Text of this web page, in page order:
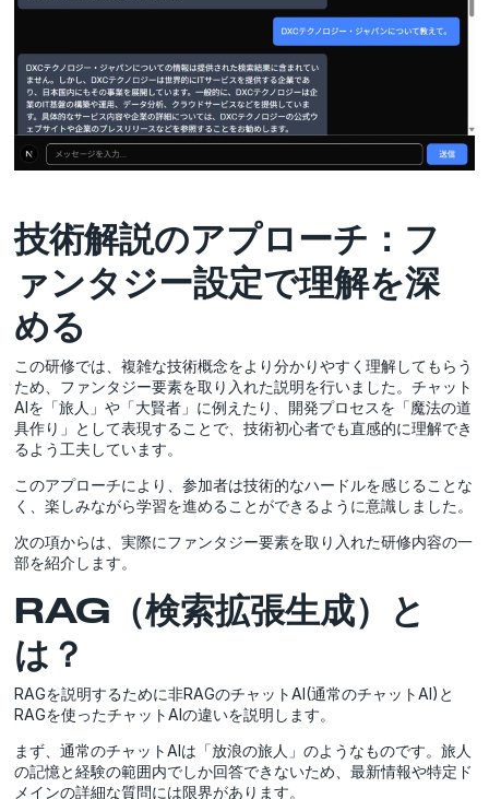
技術解説のアプローチ：フ
ァンタジー設定で理解を深
める
この研修では、複雑な技術概念をより分かりやすく理解してもらう
ため、ファンタジー要素を取り入れた説明を行いました。チャット
AIを「旅人」や「大賢者」に例えたり、開発プロセスを「魔法の道
具作り」として表現することで、技術初心者でも直感的に理解でき
るよう工夫しています。
このアプローチにより、参加者は技術的なハードルを感じることな
く、楽しみながら学習を進めることができるように意識しました。
次の項からは、実際にファンタジー要素を取り入れた研修内容の一
部を紹介します。
RAG（検索拡張生成）と
は？
RAGを説明するために非RAGのチャットAI(通常のチャットAI)と
RAGを使ったチャットAIの違いを説明します。
まず、通常のチャットAIは「放浪の旅人」のようなものです。旅人
の記憶と経験の範囲内でしか回答できないため、最新情報や特定ド
メインの詳細な質問には限界があります。